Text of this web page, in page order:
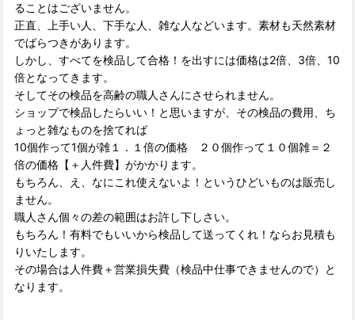
ることはございません。
正直、上手い人、下手な人、雑な人などいます。素材も天然素材
でばらつきがあります。
しかし、すべてを検品して合格！を出すには価格は2倍、3倍、10
倍となってきます。
そしてその検品を高齢の職人さんにさせられません。
ショップで検品したらいい！と思いますが、その検品の費用、ち
ょっと雑なものを捨てれば
10個作って1個が雑１．１倍の価格 ２０個作って１０個雑＝２
倍の価格【＋人件費】がかかります。
もちろん、え、なにこれ使えないよ！というひどいものは販売し
ません。
職人さん個々の差の範囲はお許し下しさい。
もちろん！有料でもいいから検品して送ってくれ！ならお見積も
りいたします。
その場合は人件費＋営業損失費（検品中仕事できませんので）と
なります。